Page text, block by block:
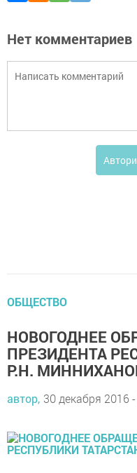
Нет комментариев
ОБЩЕСТВО
НОВОГОДНЕЕ
ПРЕЗИДЕНТА
Р.Н.
автор, 30 декабря 2016